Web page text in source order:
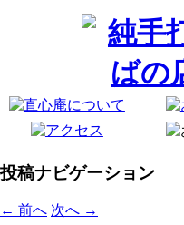
投稿ナビゲーション
← 前へ 次へ →